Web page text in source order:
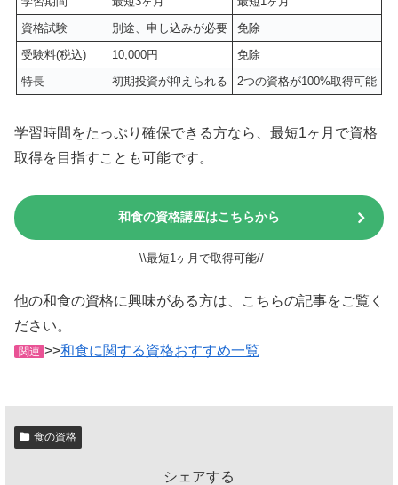
資格試験
別途、申し込みが必要
免除
受験料(税込)
10,000円
免除
特長
初期投資が抑えられる 2つの資格が100%取得可能
学習時間をたっぷり確保できる方なら、最短1ヶ月で資格
取得を目指すことも可能です。
和食の資格講座はこちらから
\\最短1ヶ月で取得可能//
他の和食の資格に興味がある方は、こちらの記事をご覧く
ださい。
関連 >>和食に関する資格おすすめ一覧
食の資格
シェアする